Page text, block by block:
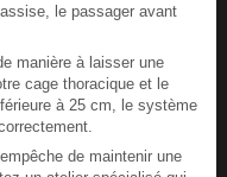
le passager avant
manière à laisser une
cage thoracique et le
à 25 cm, le système
de maintenir une